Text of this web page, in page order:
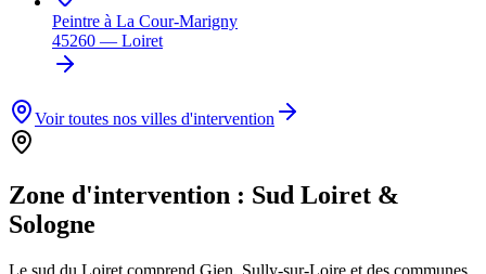
Peintre à La Cour-Marigny
45260 — Loiret
Voir toutes nos villes d'intervention
Zone d'intervention : Sud Loiret &
Sologne